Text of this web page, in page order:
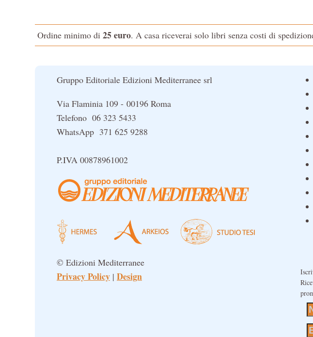
Ordine minimo di 25 euro. A casa riceverai solo libri senza costi di
Gruppo Editoriale Edizioni Mediterranee srl
Via Flaminia 109 - 00196 Roma
Telefono 06 323 5433
WhatsApp 371 625 9288
P.IVA 00878961002
© Edizioni Mediterranee
Privacy Policy | Design